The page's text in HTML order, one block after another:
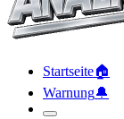
Startseite🏠︎
Warnung🔔︎